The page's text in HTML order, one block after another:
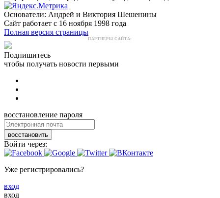
Основатели: Андрей и Виктория Шешенины
Сайт работает с 16 ноября 1998 года
Полная версия страницы
ПАРТНЕРЫ САЙТА:
Подпишитесь
чтобы получать новости первыми
восстановление пароля
восстановить
Войти через:
Уже регистрировались?
вход
вход